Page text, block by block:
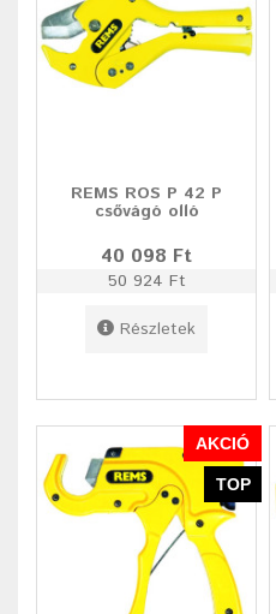
REMS ROS P 42 P
csővágó olló
40 098 Ft
50 924 Ft
Részletek
AKCIÓ
TOP